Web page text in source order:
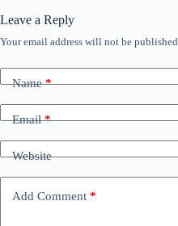
Leave a Reply
Your email address will not be published.
Name*
Email*
Website
Add Comment *